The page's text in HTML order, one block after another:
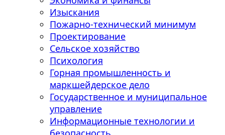
Изыскания
Пожарно-технический минимум
Проектирование
Сельское хозяйство
Психология
Горная промышленность и
маркшейдерское дело
Государственное и муниципальное
управление
Информационные технологии и